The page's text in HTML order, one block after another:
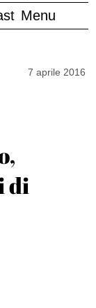
Menu
7 aprile 2016
di